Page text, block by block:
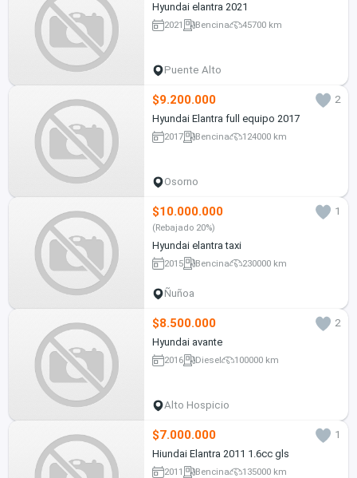
Hyundai elantra 2021
2021 Bencina 45700 km
Puente Alto
$9.200.000
2
Hyundai Elantra full equipo 2017
2017 Bencina 124000 km
Osorno
$10.000.000 1
(Rebajado 20%)
Hyundai elantra taxi
2015 Bencina 230000 km
Ñuñoa
$8.500.000
2
Hyundai avante
2016 Diesel 100000 km
Alto Hospicio
$7.000.000
1
Hiundai Elantra 2011 1.6cc gls
2011 Bencina 135000 km